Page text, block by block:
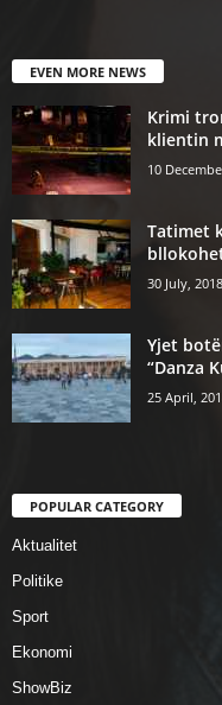
EVEN MORE NEWS
Krimi
klientin
10
Tatimet
30 July, 2018
Yjet
“Danza
25 April,
POPULAR CATEGORY
Aktualitet
Politike
Sport
Ekonomi
ShowBiz